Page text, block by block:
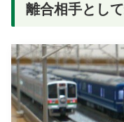
離合相手とし